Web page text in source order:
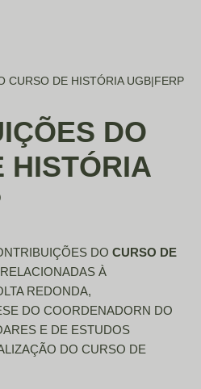
CURSO DE HISTÓRIA UGB|FERP
DO
HISTÓRIA
DO CURSO DE
RELACIONADAS À
REDONDA,
DO COORDENADORN DO
E DE ESTUDOS
DO CURSO DE